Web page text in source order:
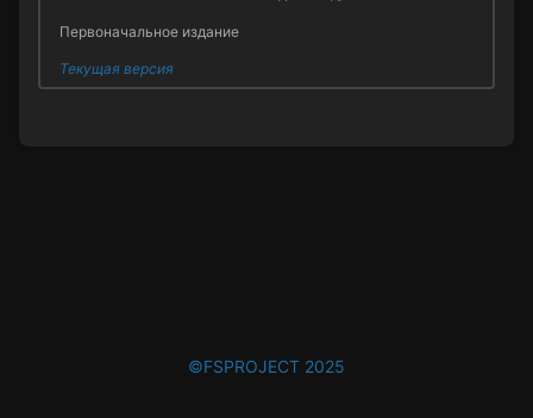
Первоначальное издание
Текущая версия
©FSPROJECT 2025